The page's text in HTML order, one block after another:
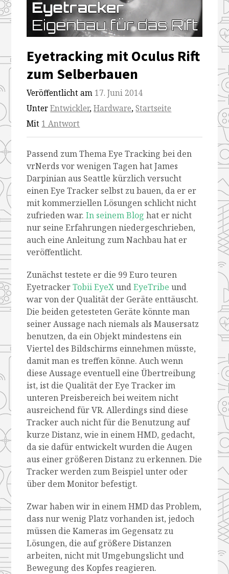
Eyetracking mit Oculus Rift
zum Selberbauen
Veröffentlicht am 17. Juni 2014
UnterEntwickler,Hardware,Startseite
Mit 1 Antwort
Passend zum Thema Eye Tracking bei den
vrNerds vor wenigen Tagen hat James
Darpinian aus Seattle kürzlich versucht
einen Eye Tracker selbst zu bauen, da er er
mit kommerziellen Lösungen schlicht nicht
zufrieden war.In seinem Bloghat er nicht
nur seine Erfahrungen niedergeschrieben,
auch eine Anleitung zum Nachbau hat er
veröffentlicht.
Zunächst testete er die 99 Euro teuren
EyetrackerTobii EyeXundEyeTribe und
war von der Qualität der Geräte enttäuscht.
Die beiden getesteten Geräte könnte man
seiner Aussage nach niemals als Mausersatz
benutzen, da ein Objekt mindestens ein
Viertel des Bildschirms einnehmen müsste,
damit man es treffen könne. Auch wenn
diese Aussage eventuell eine Übertreibung
ist, ist die Qualität der Eye Tracker im
unteren Preisbereich bei weitem nicht
ausreichend für VR. Allerdings sind diese
Tracker auch nicht für die Benutzung auf
kurze Distanz, wie in einem HMD, gedacht,
da sie dafür entwickelt wurden die Augen
aus einer größeren Distanz zu erkennen. Die
Tracker werden zum Beispiel unter oder
über dem Monitor befestigt.
Zwar haben wir in einem HMD das Problem,
dass nur wenig Platz vorhanden ist, jedoch
müssen die Kameras im Gegensatz zu
Lösungen, die auf größere Distanzen
arbeiten, nicht mit Umgebungslicht und
Bewegung des Kopfes reagieren.